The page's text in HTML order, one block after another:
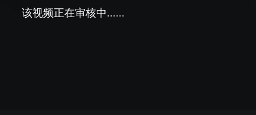
该视频正在审核中......